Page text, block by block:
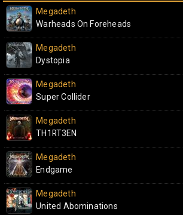
Megadeth
Warheads On Foreheads
Megadeth
Dystopia
Megadeth
Super Collider
Megadeth
TH1RT3EN
Megadeth
Endgame
Megadeth
United Abominations